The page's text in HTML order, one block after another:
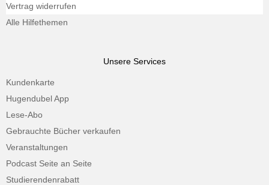
Vertrag widerrufen
Alle Hilfethemen
Unsere Services
Kundenkarte
Hugendubel App
Lese-Abo
Gebrauchte Bücher verkaufen
Veranstaltungen
Podcast Seite an Seite
Studierendenrabatt